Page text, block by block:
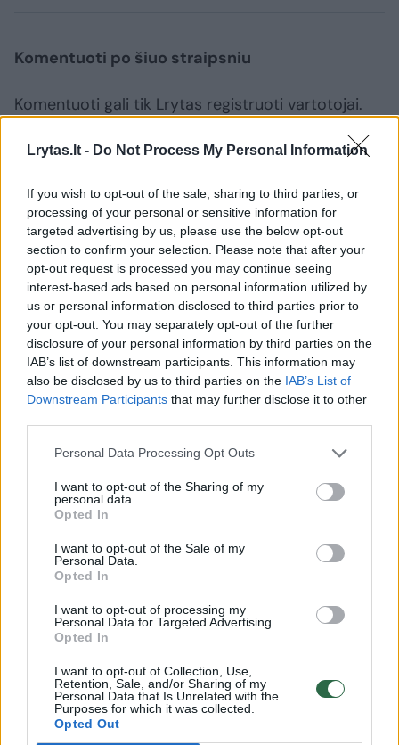
Lrytas.lt - Do Not Process My Personal Information
If you wish to opt-out of the sale, sharing to third parties, or
processing of your personal or sensitive information for
targeted advertising by us, please use the below opt-out
section to confirm your selection. Please note that after your
opt-out request is processed you may continue seeing
interest-based ads based on personal information utilized by
us or personal information disclosed to third parties prior to
your opt-out. You may separately opt-out of the further
disclosure of your personal information by third parties on the
IAB’s list of downstream participants. This information may
also be disclosed by us to third parties on the IAB’s List of
Downstream Participants that may further disclose it to other
Personal Data Processing Opt Outs
I want to opt-out of the Sharing of my
personal data.
Opted In
I want to opt-out of the Sale of my
Personal Data.
Opted In
I want to opt-out of processing my
Personal Data for Targeted Advertising.
Opted In
I want to opt-out of Collection, Use,
Retention, Sale, and/or Sharing of my
Personal Data that Is Unrelated with the
Purposes for which it was collected.
Opted Out
Komentuoti po šiuo straipsniu
Komentuoti gali tik Lrytas registruoti vartotojai.
bendruomenės ir bendraukite komentaruose!
Rodyti komentarus
Prisijungti komentatoriams
Žmonės Veidai ir vardai
Olego Šurajevo nemalonumai
nesibaigia: prokuratūra atskleidė,
kas vyksta
2026 m. rugpjūčio 8 d. 09:04